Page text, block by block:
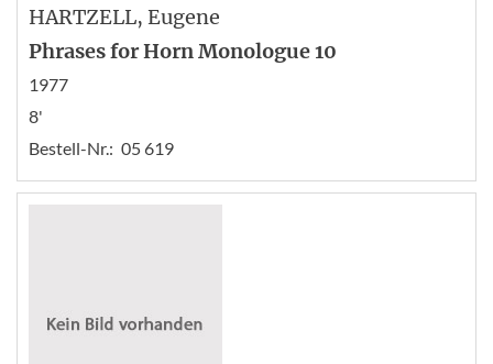
HARTZELL, Eugene
Phrases for Horn Monologue 10
1977
8'
Bestell-Nr.: 05 619